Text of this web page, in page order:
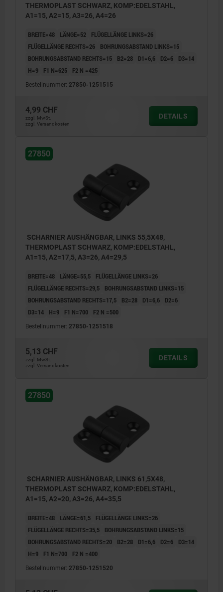
THERMOPLAST SCHWARZ, KOMP:EDELSTAHL,
A1=15, A2=15, A3=26, A4=26
BREITE=48 LÄNGE=52
FLÜGELLÄNGE LINKS=26
FLÜGELLÄNGE RECHTS=26
BOHRUNGSABSTAND LINKS=15
BOHRUNGSABSTAND RECHTS=15
B2=28 D1=6,6 D2=6
D3=14
H=9
F1 N=625 F2 N =425
Bestellnummer: 27850-1251515
4,99 CHF
zzgl. MwSt.
zzgl. Versandkosten
DETAILS
27850
SCHARNIER AUSHÄNGBAR, LINKS 55,5X48,
THERMOPLAST SCHWARZ, KOMP:EDELSTAHL,
A1=15, A2=17,5, A3=26, A4=29,5
BREITE=48 LÄNGE=55,5
FLÜGELLÄNGE LINKS=26
FLÜGELLÄNGE RECHTS=29,5
BOHRUNGSABSTAND LINKS=15
BOHRUNGSABSTAND RECHTS=17,5
B2=28 D1=6,6
D2=6
D3=14
H=9 F1 N=700 F2 N =500
Bestellnummer: 27850-1251518
5,13 CHF
zzgl. MwSt.
zzgl. Versandkosten
DETAILS
27850
SCHARNIER AUSHÄNGBAR, LINKS 61,5X48,
THERMOPLAST SCHWARZ, KOMP:EDELSTAHL,
A1=15, A2=20, A3=26, A4=35,5
BREITE=48 LÄNGE=61,5
FLÜGELLÄNGE LINKS=26
FLÜGELLÄNGE RECHTS=35,5
BOHRUNGSABSTAND LINKS=15
BOHRUNGSABSTAND RECHTS=20
B2=28 D1=6,6 D2=6
D3=14
H=9
F1 N=700 F2 N =400
Bestellnummer: 27850-1251520